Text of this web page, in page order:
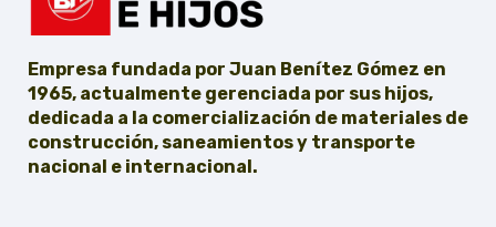
Empresa fundada por Juan Benítez Gómez en
1965, actualmente gerenciada por sus hijos,
dedicada a la comercialización de materiales de
construcción, saneamientos y transporte
nacional e internacional.